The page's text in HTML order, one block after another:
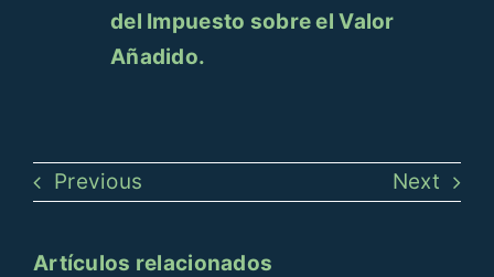
del Impuesto sobre el Valor
Añadido.
Previous Next
Artículos relacionados